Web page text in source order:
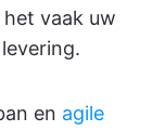
vaak uw
en agile